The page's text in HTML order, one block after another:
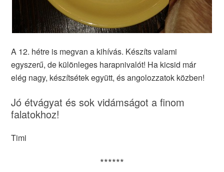
A 12. hétre is megvan a kihívás. Készíts valami
egyszerű, de különleges harapnivalót! Ha kicsid már
elég nagy, készítsétek együtt, és angolozzatok közben!
Jó étvágyat és sok vidámságot a finom
falatokhoz!
Timi
******